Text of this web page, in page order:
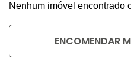
Nenhum imóvel encontrado
ENCOMENDAR